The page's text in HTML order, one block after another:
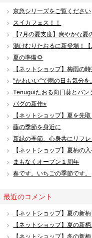
京急シリーズをご覧ください
スイカフェス！！
【7月の夏支度】爽やかな
湯けむりたおるに新登場！【
夏の準備🌻
【ネットショップ】梅雨の
“かわいい”で雨の日も気分を
Tenuguiたおる向日葵とパン
パグの新作⭐︎
【ネットショップ】夏を先
藤の季節を身近に
新緑の季節、心身共にリフ
【ネットショップ】夏柄の
まもなくオープン１周年
春です。いちごの季節です。
最近のコメント
【ネットショップ】夏の新
【ネットショップ】夏の新
【ネットショップ】冬の新